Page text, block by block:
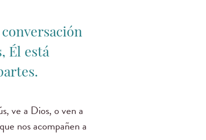
Él está
ve a Dios, o ven a
nos acompañen a